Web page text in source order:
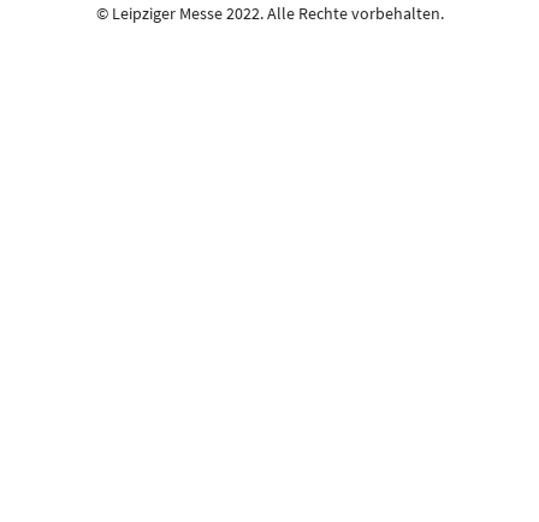
© Leipziger Messe 2022. Alle Rechte vorbehalten.